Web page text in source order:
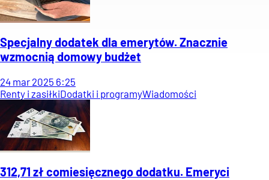
Specjalny dodatek dla emerytów. Znacznie
wzmocnią domowy budżet
24 mar 2025 6:25
Renty i zasiłkiDodatki i programyWiadomości
312,71 zł comiesięcznego dodatku. Emeryci